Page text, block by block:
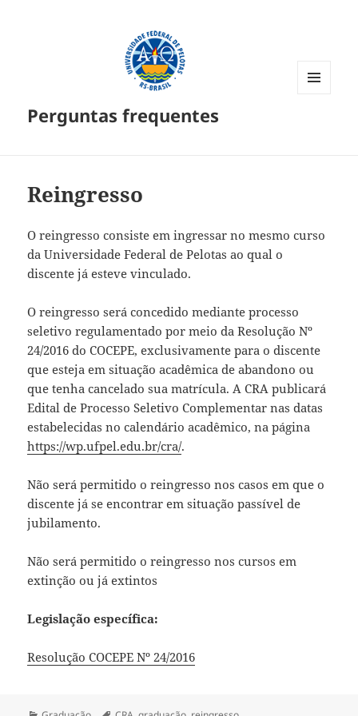
Perguntas frequentes
Reingresso
O reingresso consiste em ingressar no mesmo curso
da Universidade Federal de Pelotas ao qual o
discente já esteve vinculado.
O reingresso será concedido mediante processo
seletivo regulamentado por meio da Resolução Nº
24/2016 do COCEPE, exclusivamente para o discente
que esteja em situação acadêmica de abandono ou
que tenha cancelado sua matrícula. A CRA publicará
Edital de Processo Seletivo Complementar nas datas
estabelecidas no calendário acadêmico, na página
https://wp.ufpel.edu.br/cra/.
Não será permitido o reingresso nos casos em que o
discente já se encontrar em situação passível de
jubilamento.
Não será permitido o reingresso nos cursos em
extinção ou já extintos
Legislação específica:
Resolução COCEPE Nº 24/2016